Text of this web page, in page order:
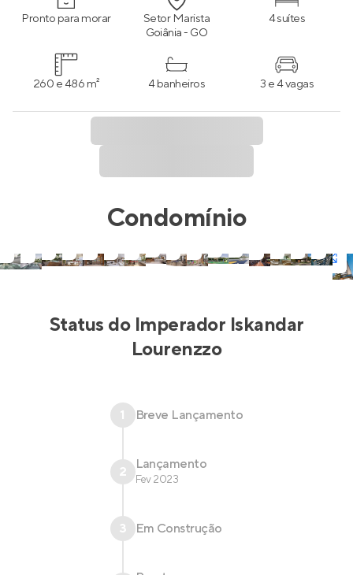
Pronto para morar Setor Marista
Goiânia - GO
4 suítes
260 e 486 m² 4 banheiros 3 e 4 vagas
Condomínio
Status do Imperador Iskandar
Lourenzzo
1 Breve Lançamento
2 Lançamento
Fev 2023
3 Em Construção